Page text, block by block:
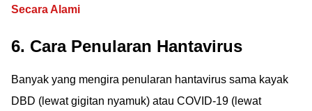
Secara Alami
6. Cara Penularan Hantavirus
Banyak yang mengira penularan hantavirus sama kayak
DBD (lewat gigitan nyamuk) atau COVID-19 (lewat